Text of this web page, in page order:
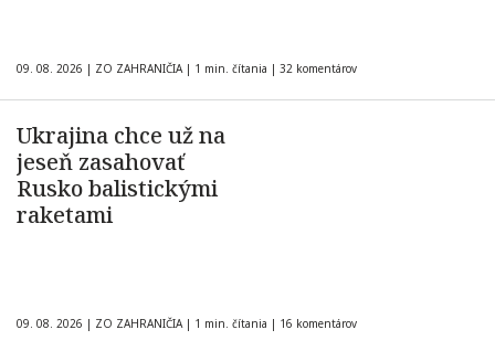
09. 08. 2026 | ZO ZAHRANIČIA | 1 min. čítania | 32 komentárov
Ukrajina chce už na
jeseň zasahovať
Rusko balistickými
raketami
09. 08. 2026 | ZO ZAHRANIČIA | 1 min. čítania | 16 komentárov